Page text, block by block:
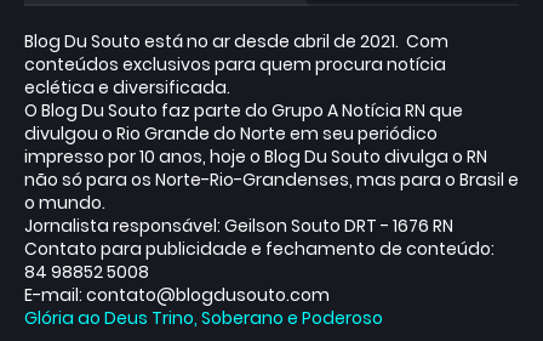
Blog Du Souto está no ar desde abril de 2021. Com
conteúdos exclusivos para quem procura notícia
eclética e diversificada.
O Blog Du Souto faz parte do Grupo A Notícia RN que
divulgou o Rio Grande do Norte em seu periódico
impresso por 10 anos, hoje o Blog Du Souto divulga o RN
não só para os Norte-Rio-Grandenses, mas para o Brasil e
o mundo.
Jornalista responsável: Geilson Souto DRT - 1676 RN
Contato para publicidade e fechamento de conteúdo:
84 98852 5008
E-mail: contato@blogdusouto.com
Glória ao Deus Trino, Soberano e Poderoso